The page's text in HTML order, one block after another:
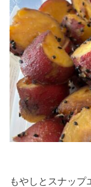
もやしとスナップ